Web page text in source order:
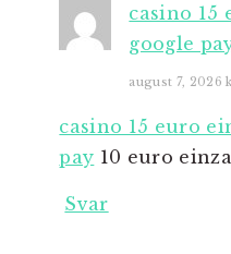
casino 15
google
august 7, 2026
casino 15 euro
pay 10 euro
Svar